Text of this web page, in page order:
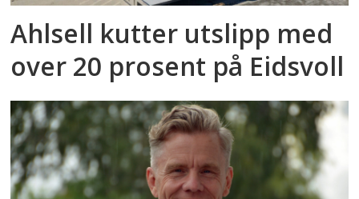
Ahlsell kutter utslipp med
over 20 prosent på Eidsvoll